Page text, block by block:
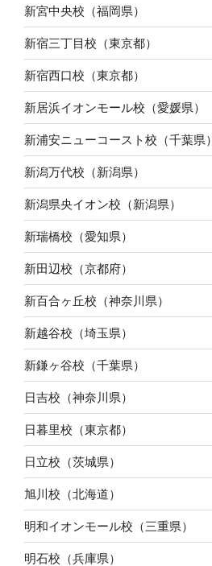
新宮中央校（福岡県）
新宿三丁目校（東京都）
新宿西口校（東京都）
新居浜イオンモール校（愛媛県）
新浦安ニューコースト校（千葉県）
新潟万代校（新潟県）
新潟県央イオン校（新潟県）
新瑞橋校（愛知県）
新田辺校（京都府）
新百合ヶ丘校（神奈川県）
新越谷校（埼玉県）
新鎌ヶ谷校（千葉県）
日吉校（神奈川県）
日暮里校（東京都）
日立校（茨城県）
旭川校（北海道）
明和イオンモール校（三重県）
明石校（兵庫県）